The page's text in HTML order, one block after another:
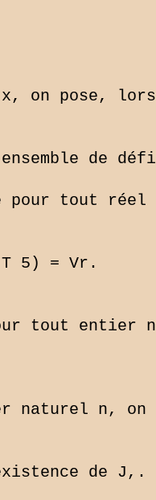
on pose,
de
pour tout
T 5) = Vr.
tout entier
naturel n,
de J,.